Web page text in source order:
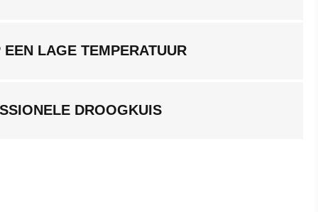
LAGE TEMPERATUUR
DROOGKUIS